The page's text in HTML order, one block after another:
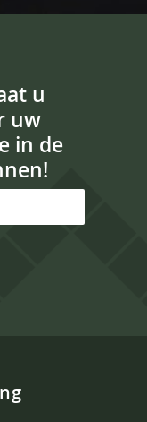
u
uw
in de